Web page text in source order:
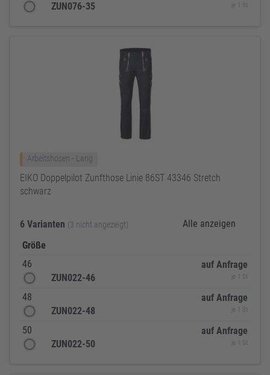
ZUN076-35
je 1 St
Arbeitshosen - Lang
EIKO Doppelpilot Zunfthose Linie 86ST 43346 Stretch
schwarz
6 Varianten (3 nicht angezeigt)
Alle anzeigen
Größe
46
ZUN022-46
auf Anfrage
je 1 St
48
ZUN022-48
auf Anfrage
je 1 St
50
ZUN022-50
auf Anfrage
je 1 St